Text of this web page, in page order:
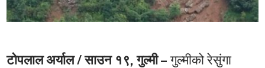
टोपलाल अर्याल / साउन १९, गुल्मी –गुल्मीको रेसुंगा